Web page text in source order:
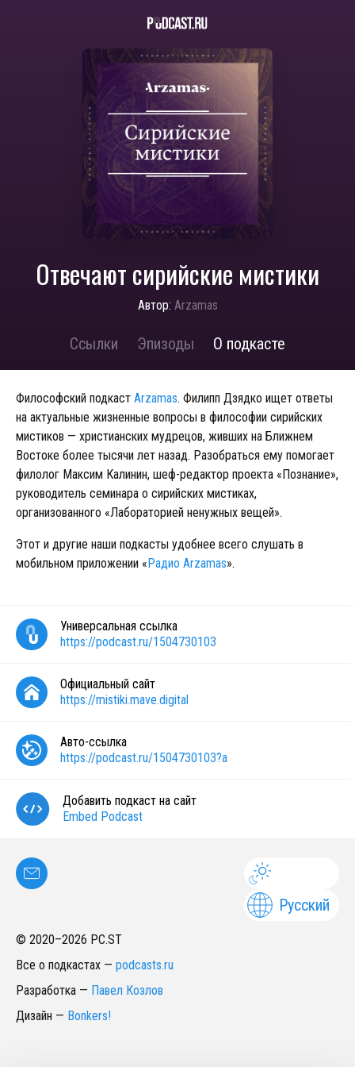
Отвечают сирийские мистики
Автор: Arzamas
Ссылки Эпизоды О подкасте
Философский подкаст Arzamas. Филипп Дзядко ищет ответы
на актуальные жизненные вопросы в философии сирийских
мистиков — христианских мудрецов, живших на Ближнем
Востоке более тысячи лет назад. Разобраться ему помогает
филолог Максим Калинин, шеф-редактор проекта «Познание»,
руководитель семинара о сирийских мистиках,
организованного «Лабораторией ненужных вещей».
Этот и другие наши подкасты удобнее всего слушать в
мобильном приложении «Радио Arzamas».
Универсальная ссылка
https://podcast.ru/1504730103
Официальный сайт
https://mistiki.mave.digital
Авто-ссылка
https://podcast.ru/1504730103?a
Добавить подкаст на сайт
Embed Podcast
Русский
© 2020–2026 PC.ST
Все о подкастах — podcasts.ru
Разработка — Павел Козлов
Дизайн — Bonkers!